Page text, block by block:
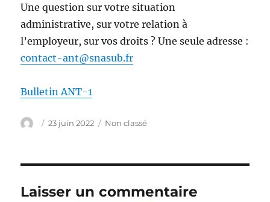
Une question sur votre situation
administrative, sur votre relation à
l’employeur, sur vos droits ? Une seule adresse :
contact-ant@snasub.fr
Bulletin ANT-1
Auteur
Publié
23 juin 2022 Catégories
Non classé
Laisser un commentaire